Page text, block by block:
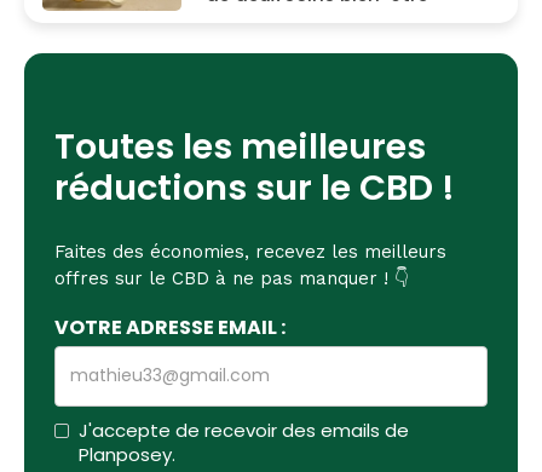
Toutes les meilleures
réductions sur le CBD !
Faites des économies, recevez les meilleurs
offres sur le CBD à ne pas manquer ! 👇
VOTRE ADRESSE EMAIL :
J'accepte de recevoir des emails de
Planposey.